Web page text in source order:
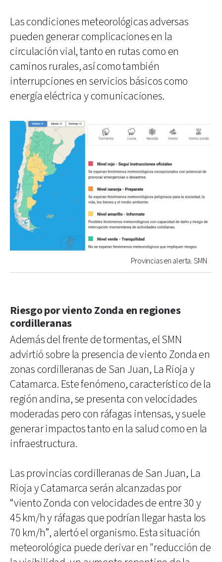
Las condiciones meteorológicas adversas
pueden generar complicaciones en la
circulación vial, tanto en rutas como en
caminos rurales, así como también
interrupciones en servicios básicos como
energía eléctrica y comunicaciones.
Provincias en alerta. SMN
Riesgo por viento Zonda en regiones
cordilleranas
Además del frente de tormentas, el SMN
advirtió sobre la presencia de viento Zonda en
zonas cordilleranas de San Juan, La Rioja y
Catamarca. Este fenómeno, característico de la
región andina, se presenta con velocidades
moderadas pero con ráfagas intensas, y suele
generar impactos tanto en la salud como en la
infraestructura.
Las provincias cordilleranas de San Juan, La
Rioja y Catamarca serán alcanzadas por
“viento Zonda con velocidades de entre 30 y
45 km/h y ráfagas que podrían llegar hasta los
70 km/h”, alertó el organismo. Esta situación
meteorológica puede derivar en "reducción de